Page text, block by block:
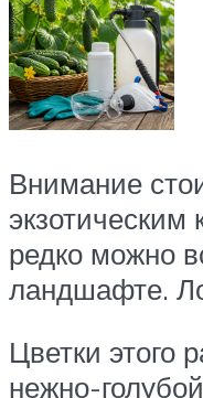
Внимание
экзотическим
редко можно
ландшафте.
Цветки этого
нежно-